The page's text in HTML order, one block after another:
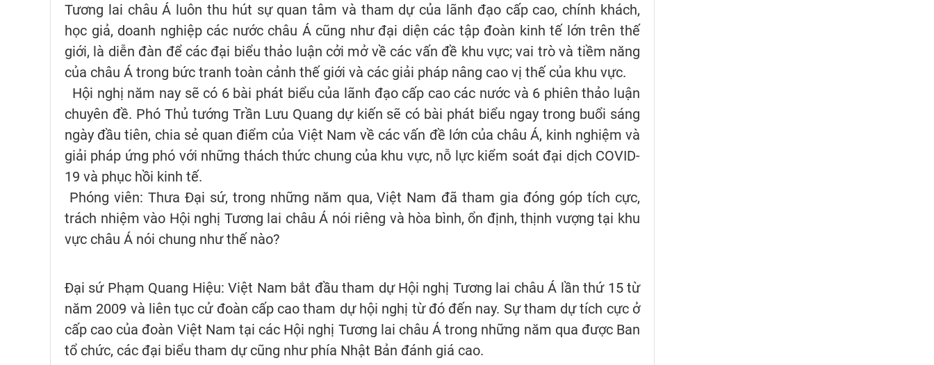
Tương lai châu Á luôn thu hút sự quan tâm và tham dự của lãnh đạo cấp cao, chính khách,
học giả, doanh nghiệp các nước châu Á cũng như đại diện các tập đoàn kinh tế lớn trên thế
giới, là diễn đàn để các đại biểu thảo luận cởi mở về các vấn đề khu vực; vai trò và tiềm năng
của châu Á trong bức tranh toàn cảnh thế giới và các giải pháp nâng cao vị thế của khu vực.
Hội nghị năm nay sẽ có 6 bài phát biểu của lãnh đạo cấp cao các nước và 6 phiên thảo luận
chuyên đề. Phó Thủ tướng Trần Lưu Quang dự kiến sẽ có bài phát biểu ngay trong buổi sáng
ngày đầu tiên, chia sẻ quan điểm của Việt Nam về các vấn đề lớn của châu Á, kinh nghiệm và
giải pháp ứng phó với những thách thức chung của khu vực, nỗ lực kiểm soát đại dịch COVID-
19 và phục hồi kinh tế.
Phóng viên: Thưa Đại sứ, trong những năm qua, Việt Nam đã tham gia đóng góp tích cực,
trách nhiệm vào Hội nghị Tương lai châu Á nói riêng và hòa bình, ổn định, thịnh vượng tại khu
vực châu Á nói chung như thế nào?
Đại sứ Phạm Quang Hiệu: Việt Nam bắt đầu tham dự Hội nghị Tương lai châu Á lần thứ 15 từ
năm 2009 và liên tục cử đoàn cấp cao tham dự hội nghị từ đó đến nay. Sự tham dự tích cực ở
cấp cao của đoàn Việt Nam tại các Hội nghị Tương lai châu Á trong những năm qua được Ban
tổ chức, các đại biểu tham dự cũng như phía Nhật Bản đánh giá cao.